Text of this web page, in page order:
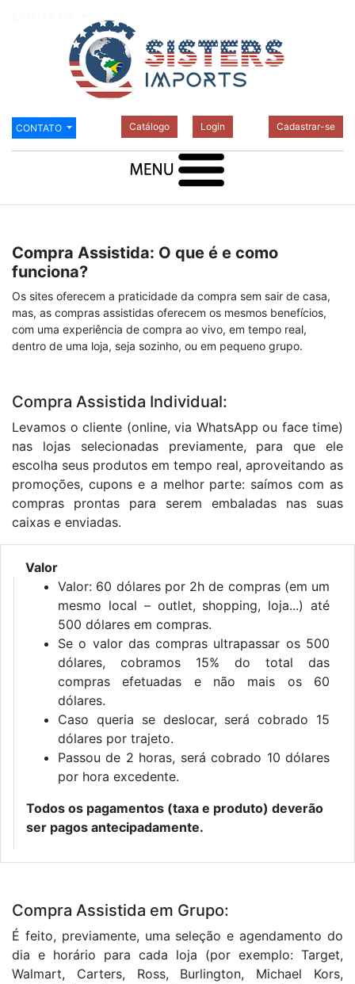
CONTATO Catálogo Login Cadastrar-se
Compra Assistida: O que é e como
funciona?
Os sites oferecem a praticidade da compra sem sair de casa,
mas, as compras assistidas oferecem os mesmos benefícios,
com uma experiência de compra ao vivo, em tempo real,
dentro de uma loja, seja sozinho, ou em pequeno grupo.
Compra Assistida Individual:
Levamos o cliente (online, via WhatsApp ou face time)
nas lojas selecionadas previamente, para que ele
escolha seus produtos em tempo real, aproveitando as
promoções, cupons e a melhor parte: saímos com as
compras prontas para serem embaladas nas suas
caixas e enviadas.
Valor
Valor: 60 dólares por 2h de compras (em um
mesmo local – outlet, shopping, loja...) até
500 dólares em compras.
Se o valor das compras ultrapassar os 500
dólares, cobramos 15% do total das
compras efetuadas e não mais os 60
dólares.
Caso queria se deslocar, será cobrado 15
dólares por trajeto.
Passou de 2 horas, será cobrado 10 dólares
por hora excedente.
Todos os pagamentos (taxa e produto) deverão
ser pagos antecipadamente.
Compra Assistida em Grupo:
É feito, previamente, uma seleção e agendamento do
dia e horário para cada loja (por exemplo: Target,
Walmart, Carters, Ross, Burlington, Michael Kors,